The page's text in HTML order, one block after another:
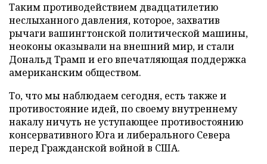
Таким противодействием двадцатилетию
неслыханного давления, которое, захватив
рычаги вашингтонской политической машины,
неоконы оказывали на внешний мир, и стали
Дональд Трамп и его впечатляющая поддержка
американским обществом.
То, что мы наблюдаем сегодня, есть также и
противостояние идей, по своему внутреннему
накалу ничуть не уступающее противостоянию
консервативного Юга и либерального Севера
перед Гражданской войной в США.